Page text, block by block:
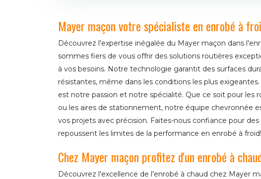
Mayer maçon votre spécialiste en enrobé à
Découvrez l'expertise inégalée du Mayer maçon dans
sommes fiers de vous offrir des solutions routières
à vos besoins. Notre technologie garantit des surfaces
résistantes, même dans les conditions les plus
est notre passion et notre spécialité. Que ce soit pour les
ou les aires de stationnement, notre équipe chevronnée
vos projets avec précision. Faites-nous confiance pour
repoussent les limites de la performance en enrobé à froid!
Chez Mayer maçon profitez d'un enrobé à
Découvrez l'excellence de l'enrobé à chaud chez Mayer